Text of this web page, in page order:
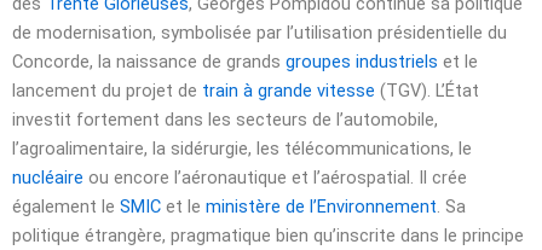
de modernisation, symbolisée par l’utilisation présidentielle du
Concorde, la naissance de grands groupes industriels et le
lancement du projet de train à grande vitesse (TGV). L’État
investit fortement dans les secteurs de l’automobile,
l’agroalimentaire, la sidérurgie, les télécommunications, le
nucléaire ou encore l’aéronautique et l’aérospatial. Il crée
également le SMIC et le ministère de l’Environnement. Sa
politique étrangère, pragmatique bien qu’inscrite dans le principe